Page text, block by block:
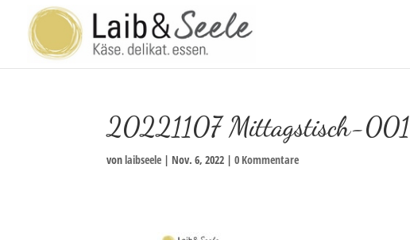
20221107 Mittagstisch-001
vonlaibseele | Nov. 6, 2022 |0 Kommentare